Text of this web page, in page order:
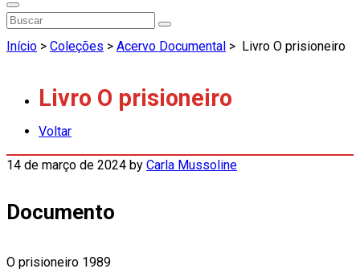
Início > Coleções > Acervo Documental > Livro O prisioneiro
Livro O prisioneiro
Voltar
14 de março de 2024 by Carla Mussoline
Documento
O prisioneiro 1989